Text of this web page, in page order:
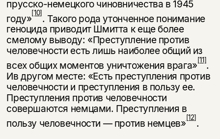
прусско-немецкого чиновничест­ва в 1945
году»[10]. Такого рода утонченное понимание
геноцида приводит Шмитта к еще более
смелому выводу: «Преступление против
человечности есть лишь наиболее общий из
всех общих моментов уничтожения врага»[11].
Ив другом месте: «Есть преступления против
человечности и преступления в пользу ее.
Преступления против человечности
совершаются немцами. Пре­ступления в
пользу человечности — против немцев»[12].